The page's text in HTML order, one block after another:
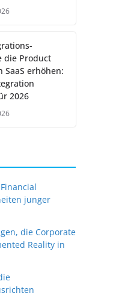
die Product
SaaS erhöhen:
2026
junger
die Corporate
Reality in